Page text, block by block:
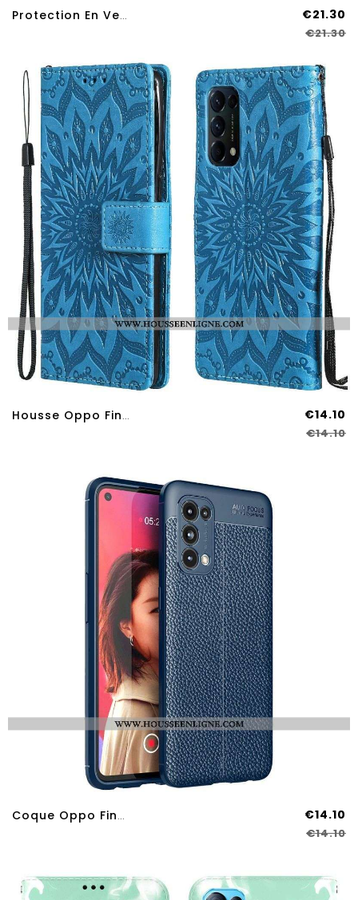
Protection En Verre Trempé (0.3mm) Pour L’écran Du Oppo Find X3 Lite €21.30
€21.30
Housse Oppo Find X3 Lite Fleur De Soleil €14.10
€14.10
Coque Oppo Find X3 Lite Effet Cuir Litchi Double Line €14.10
€14.10